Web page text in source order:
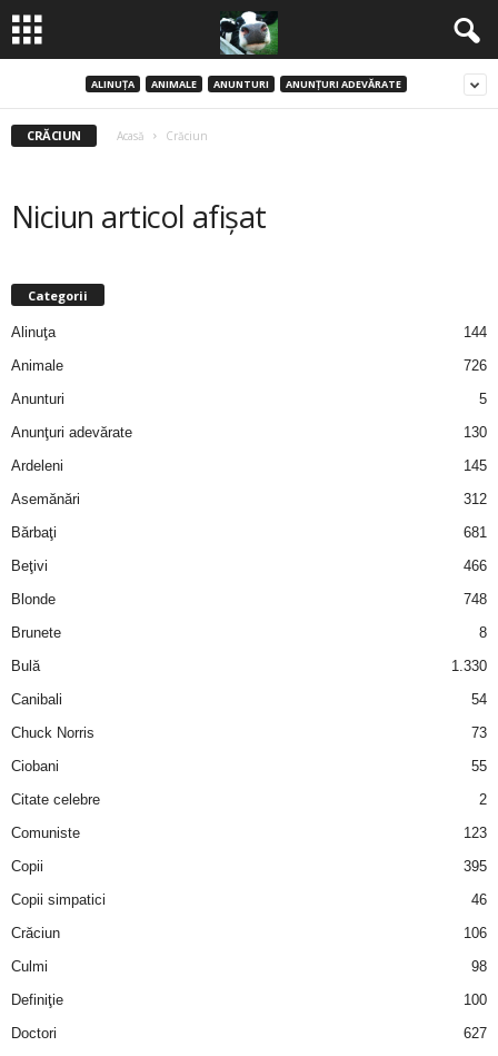
ALINUŢA ANIMALE ANUNTURI ANUNŢURI ADEVĂRATE
CRĂCIUN Acasă Crăciun
Niciun articol afișat
Categorii
Alinuţa
144
Animale
726
Anunturi
5
Anunţuri adevărate
130
Ardeleni
145
Asemănări
312
Bărbaţi
681
Beţivi
466
Blonde
748
Brunete
8
Bulă
1.330
Canibali
54
Chuck Norris
73
Ciobani
55
Citate celebre
2
Comuniste
123
Copii
395
Copii simpatici
46
Crăciun
106
Culmi
98
Definiţie
100
Doctori
627